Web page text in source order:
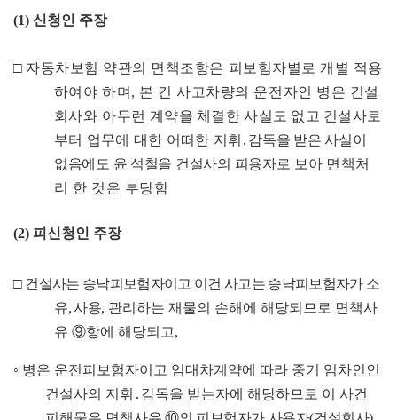
(1) 신청인 주장
□ 자동차보험 약관의 면책조항은 피보험자별로 개별 적용
하여야 하며 , 본 건 사고차량의 운전자인 병은 건설
회사와 아무런 계약을 체결한 사실도 없고 건설사로
부터 업무에 대한 어떠한 지 휘 ․ 감독을 받은 사실이
없음에도 윤 석철을 건설사의 피용자로 보아 면책처
리 한 것은 부당함
(2) 피신청인 주장
□ 건설사는 승낙피보험자이고 이건 사고는 승낙피보험자가 소
유,사용, 관리하는 재물의 손해에 해당되므로 면책사
유⑨항에 해당되고,
◦ 병은 운전피보험자이고 임대차계약에 따라 중기 임차인인
건설사의 지휘 ․ 감독을 받는자에 해당하므로 이 사건